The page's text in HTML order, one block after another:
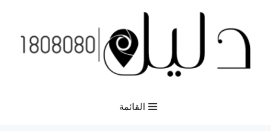
المحتوى
القائمة